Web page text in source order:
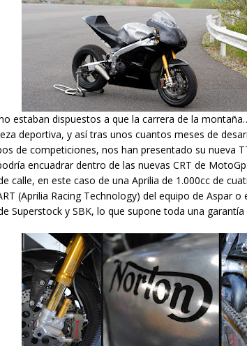
estaban dispuestos a que la carrera de la
deportiva, y así tras unos cuantos meses de
de competiciones, nos han presentado su nueva
encuadrar dentro de las nuevas CRT de
calle, en este caso de una Aprilia de 1.000cc de
(Aprilia Racing Technology) del equipo de Aspar
Superstock y SBK, lo que supone toda una